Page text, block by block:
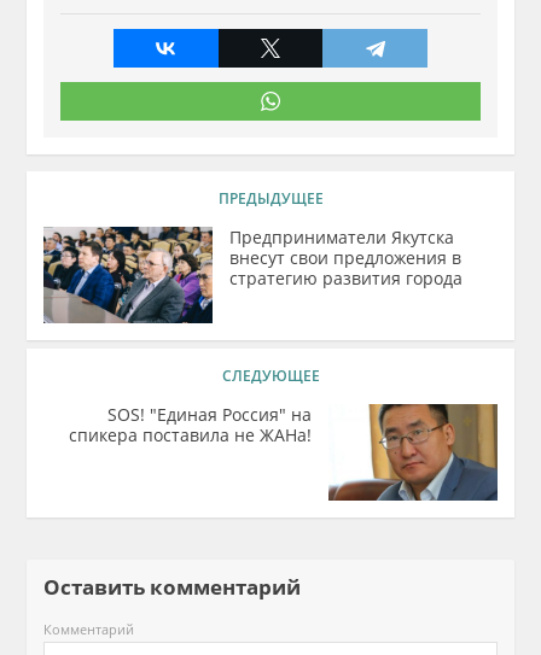
ПРЕДЫДУЩЕЕ
Предприниматели Якутска
внесут свои предложения в
стратегию развития города
СЛЕДУЮЩЕЕ
SOS! "Единая Россия" на
спикера поставила не ЖАНа!
Оставить комментарий
Комментарий